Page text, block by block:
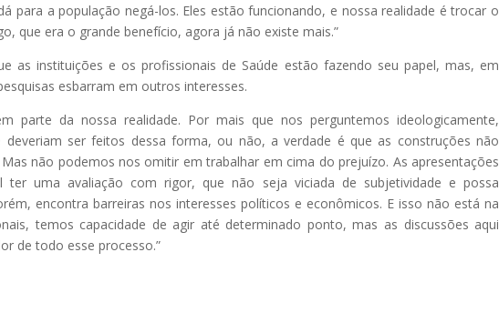
para a população negá-los. Eles estão funcionando, e nossa realidade é trocar o
que era o grande benefício, agora já não existe mais.”
as instituições e os profissionais de Saúde estão fazendo seu papel, mas, em
esbarram em outros interesses.
parte da nossa realidade. Por mais que nos perguntemos ideologicamente,
deveriam ser feitos dessa forma, ou não, a verdade é que as construções não
não podemos nos omitir em trabalhar em cima do prejuízo. As apresentações
ter uma avaliação com rigor, que não seja viciada de subjetividade e possa
encontra barreiras nos interesses políticos e econômicos. E isso não está na
temos capacidade de agir até determinado ponto, mas as discussões aqui
de todo esse processo.”